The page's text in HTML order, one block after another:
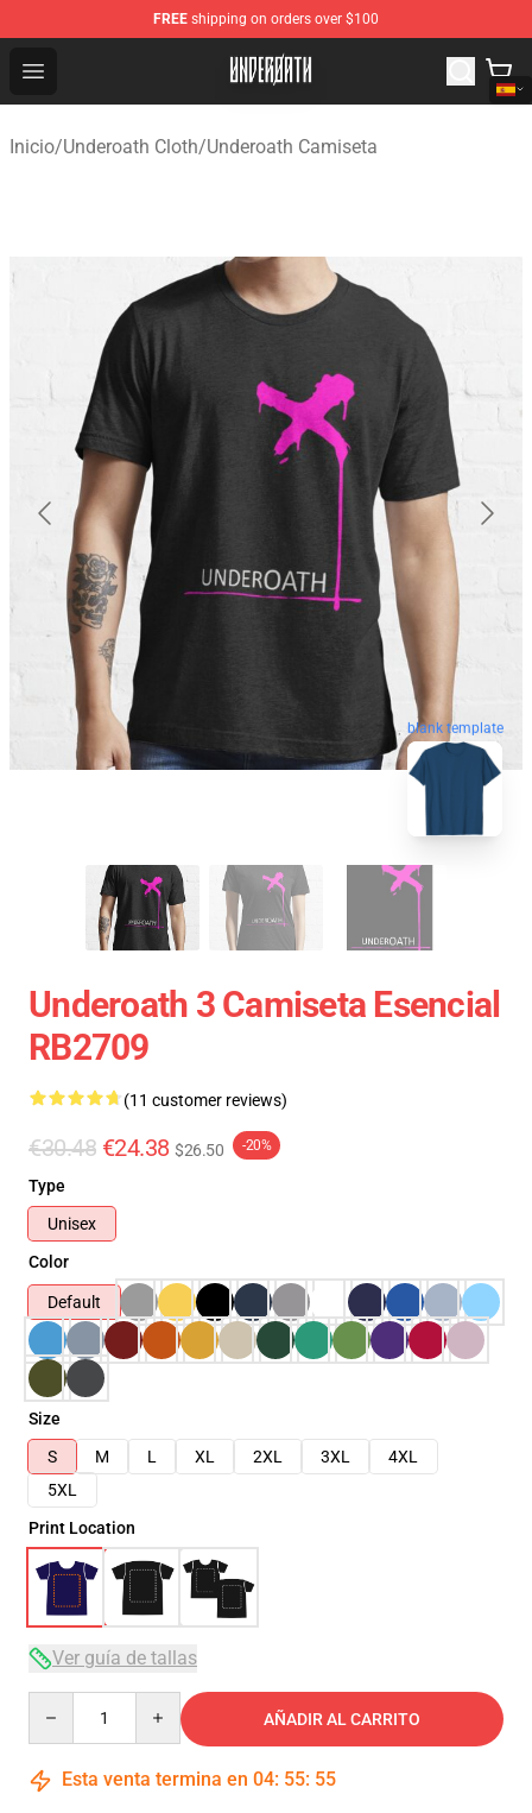
FREE shipping on orders over $100
Open menu
Underoath Store - Official Underoath Merchandise Shop
Inicio/Underoath Cloth/Underoath Camiseta
blank template
Underoath 3 Camiseta Esencial
RB2709
(11 customer reviews)
€30.48 €24.38 $26.50 -20%
Type
Unisex
Color
Default
Size
S
M L XL 2XL 3XL
4XL
5XL
Print Location
Ver guía de tallas
AÑADIR AL CARRITO
Esta venta termina en 04: 55: 54